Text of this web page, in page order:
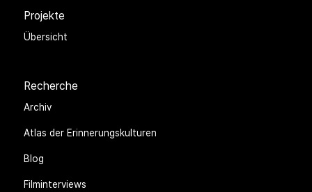
Projekte
Übersicht
Recherche
Archiv
Atlas der Erinnerungskulturen
Blog
Filminterviews